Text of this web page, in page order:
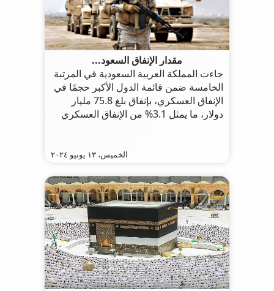
مقدار الإنفاق السعود...
جاءت المملكة العربية السعودية في المرتبة
الخامسة ضمن قائمة الدول الأكبر حجمًا في
الإنفاق العسكري، بإنفاق بلغ 75.8 مليار
دولار، ما يمثل 3.1% من الإنفاق العسكري
الخميس، ١٣ يونيو ٢٠٢٤